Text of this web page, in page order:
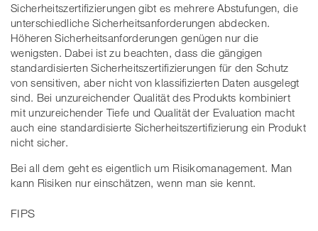
Sicherheitszertifizierungen gibt es mehrere Abstufungen, die
unterschiedliche Sicherheitsanforderungen abdecken.
Höheren Sicherheitsanforderungen genügen nur die
wenigsten. Dabei ist zu beachten, dass die gängigen
standardisierten Sicherheitszertifizierungen für den Schutz
von sensitiven, aber nicht von klassifizierten Daten ausgelegt
sind. Bei unzureichender Qualität des Produkts kombiniert
mit unzureichender Tiefe und Qualität der Evaluation macht
auch eine standardisierte Sicherheitszertifizierung ein Produkt
nicht sicher.
Bei all dem geht es eigentlich um Risikomanagement. Man
kann Risiken nur einschätzen, wenn man sie kennt.
FIPS